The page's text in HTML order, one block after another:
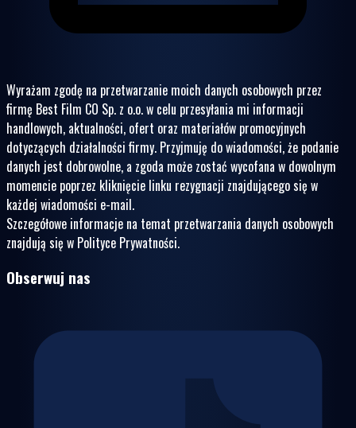
Wyrażam zgodę na przetwarzanie moich danych osobowych przez
firmę Best Film CO Sp. z o.o. w celu przesyłania mi informacji
handlowych, aktualności, ofert oraz materiałów promocyjnych
dotyczących działalności firmy. Przyjmuję do wiadomości, że podanie
danych jest dobrowolne, a zgoda może zostać wycofana w dowolnym
momencie poprzez kliknięcie linku rezygnacji znajdującego się w
każdej wiadomości e-mail.
Szczegółowe informacje na temat przetwarzania danych osobowych
znajdują się w Polityce Prywatności.
Obserwuj nas